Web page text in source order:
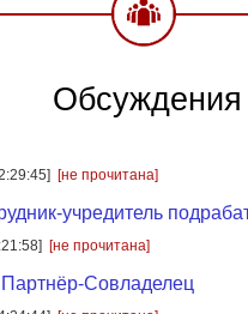
Обсуждения
[не прочитана]
учредитель
[не прочитана]
Партнёр-Совладелец